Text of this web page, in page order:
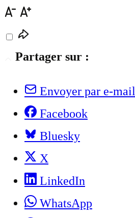
Partager sur :
Envoyer par e-mail
Facebook
Bluesky
X
LinkedIn
WhatsApp